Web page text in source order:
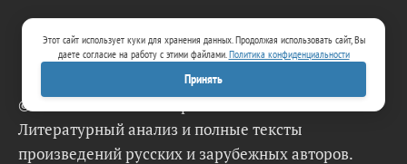
© 2026 Lit-Ra.su. Электронная библиотека.
Литературный анализ и полные тексты
произведений русских и зарубежных авторов.
Этот сайт использует куки для хранения данных. Продолжая использовать сайт, Вы
даете согласие на работу с этими файлами.Политика конфиденциальности
Принять